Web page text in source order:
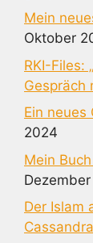
Mein
Oktober
RKI-Files:
Gespräch
Ein neues
2024
Mein
Der Islam